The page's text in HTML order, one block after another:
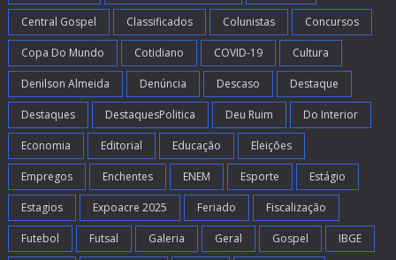
Central Gospel Classificados Colunistas Concursos
Copa Do Mundo Cotidiano COVID-19 Cultura
Denilson Almeida Denúncia Descaso Destaque
Destaques DestaquesPolitica Deu Ruim Do Interior
Economia Editorial Educação Eleições
Empregos Enchentes ENEM Esporte Estágio
Estagios Expoacre 2025 Feriado Fiscalização
Futebol Futsal Galeria Geral Gospel IBGE